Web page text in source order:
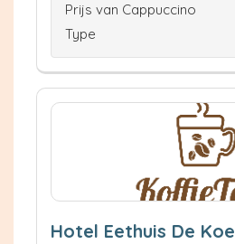
Prijs van Cappuccino
Type
Hotel Eethuis De